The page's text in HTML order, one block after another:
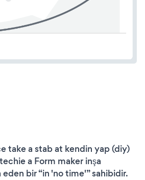
take a stab at kendin yap (diy)
a Form maker inşa
bir “in 'no time'” sahibidir.